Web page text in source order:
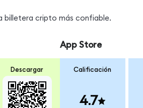
billetera cripto más confiable.
Descargar
App Store
Calificación
4.7